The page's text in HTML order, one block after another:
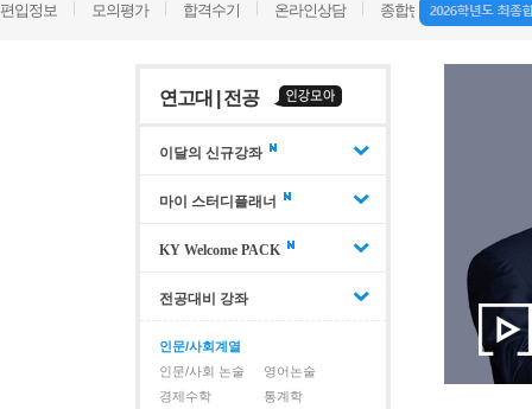
편입정보 모의평가 합격수기 온라인상담 종합반 방문상담
연고대 | 전공
이달의 신규강좌
마이 스터디플래너
KY Welcome PACK
전공대비 강좌
인문/사회계열
인문/사회 논술
영어논술
경제수학
통계학